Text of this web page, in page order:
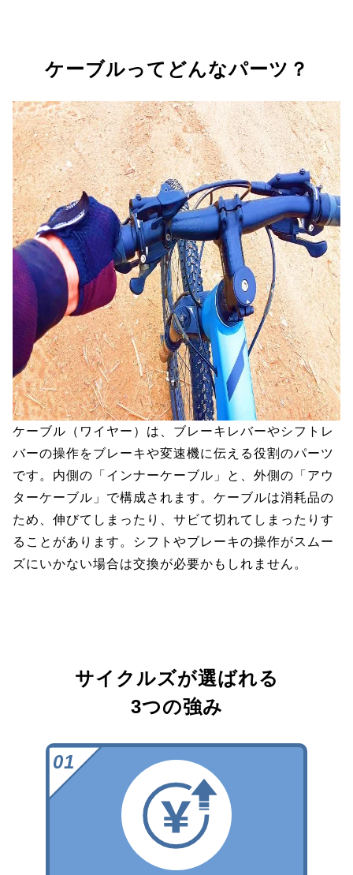
ケーブルってどんなパーツ？
ケーブル（ワイヤー）は、ブレーキレバーやシフトレ
バーの操作をブレーキや変速機に伝える役割のパーツ
です。内側の「インナーケーブル」と、外側の「アウ
ターケーブル」で構成されます。ケーブルは消耗品の
ため、伸びてしまったり、サビて切れてしまったりす
ることがあります。シフトやブレーキの操作がスムー
ズにいかない場合は交換が必要かもしれません。
サイクルズが選ばれる
3つの強み